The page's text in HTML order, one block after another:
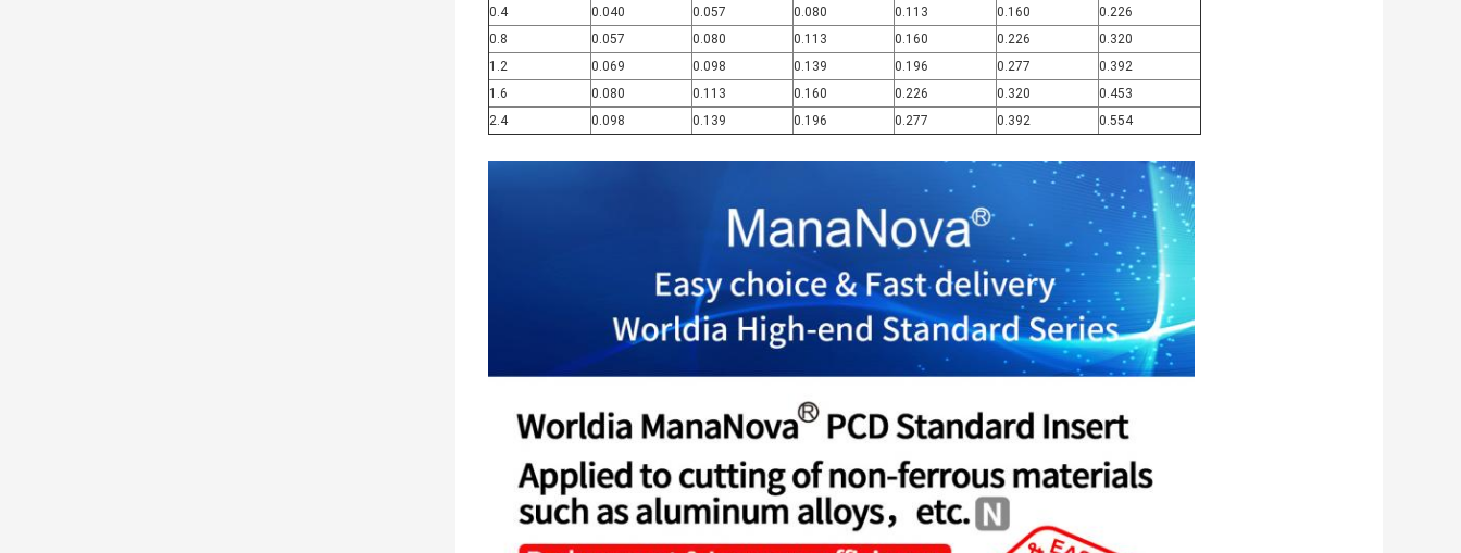
0.4
0.040 0.057 0.080 0.113 0.160
0.226
0.8
0.057 0.080 0.113 0.160 0.226
0.320
1.2
0.069 0.098 0.139 0.196 0.277
0.392
1.6
0.080 0.113 0.160 0.226 0.320
0.453
2.4
0.098 0.139 0.196 0.277 0.392 0.554